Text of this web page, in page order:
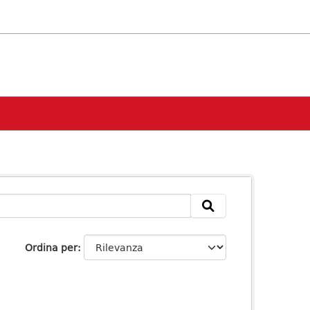
Ordina per